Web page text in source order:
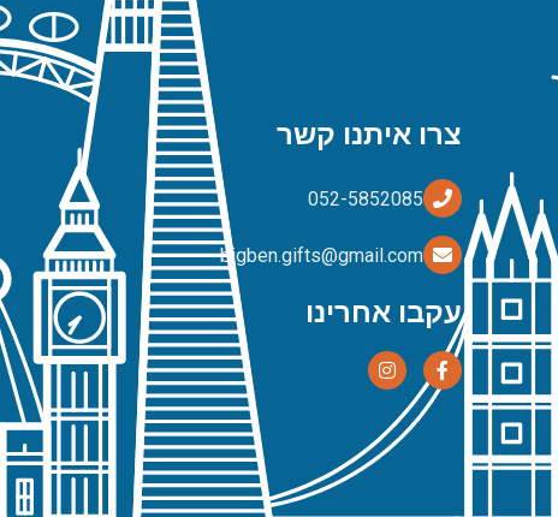
צרו איתנו קשר
bigben.gifts@gmail.com
עקבו אחרינו